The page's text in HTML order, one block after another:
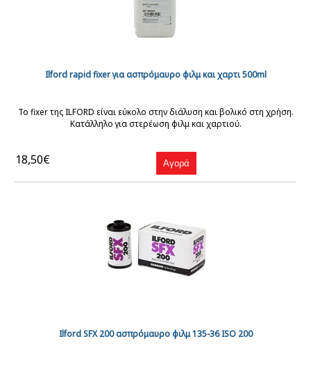
Ilford rapid fixer για ασπρόμαυρο φιλμ και χαρτι 500ml
Το fixer της ILFORD είναι εύκολο στην διάλυση και βολικό στη χρήση.
Κατάλληλο για στερέωση φιλμ και χαρτιού.
18,50€
Ilford SFX 200 ασπρόμαυρο φιλμ 135-36 ISO 200